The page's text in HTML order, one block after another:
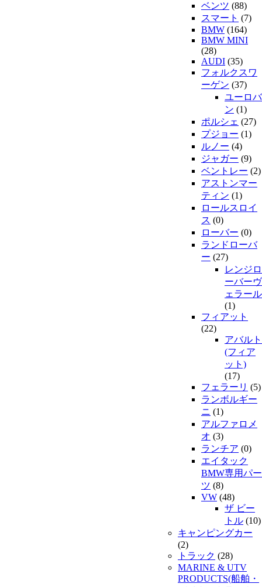
ベンツ (88)
スマート (7)
BMW (164)
BMW MINI
(28)
AUDI (35)
フォルクスワ
ーゲン (37)
ユーロバ
ン (1)
ポルシェ (27)
プジョー (1)
ルノー (4)
ジャガー (9)
ベントレー (2)
アストンマー
ティン (1)
ロールスロイ
ス (0)
ローバー (0)
ランドローバ
ー (27)
レンジロ
ーバーヴ
ェラール
(1)
フィアット
(22)
アバルト
(フィア
ット)
(17)
フェラーリ (5)
ランボルギー
ニ (1)
アルファロメ
オ (3)
ランチア (0)
エイタック
BMW専用パー
ツ (8)
VW (48)
ザ ビー
トル (10)
キャンピングカー
(2)
トラック (28)
MARINE & UTV
PRODUCTS(船舶・